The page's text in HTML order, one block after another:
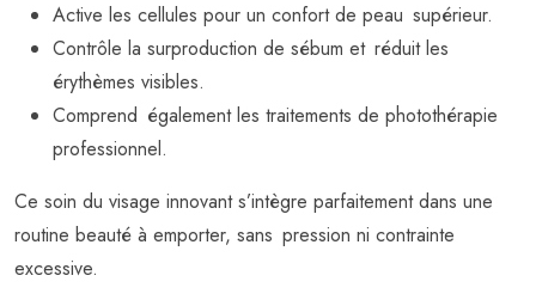
Active les cellules pour un confort de peau supérieur.
Contrôle la surproduction de sébum et réduit les
érythèmes visibles.
Comprend également les traitements de photothérapie
professionnel.
Ce soin du visage innovant s’intègre parfaitement dans une
routine beauté à emporter, sans pression ni contrainte
excessive.